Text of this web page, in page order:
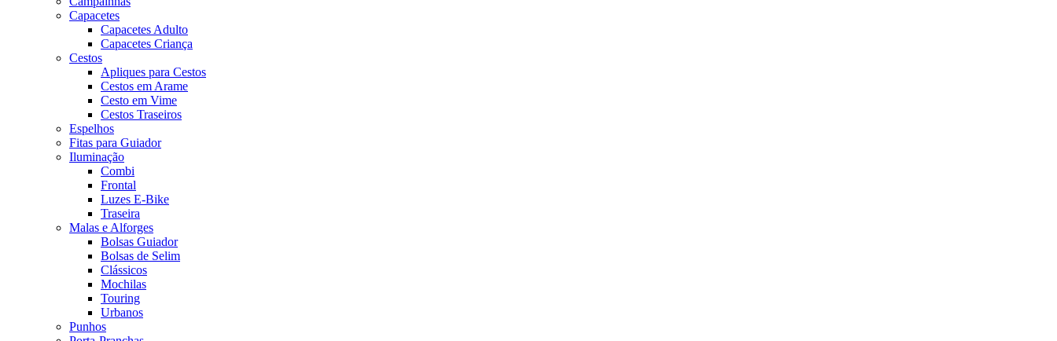
Capacetes
Capacetes Adulto
Capacetes Criança
Cestos
Apliques para Cestos
Cestos em Arame
Cesto em Vime
Cestos Traseiros
Espelhos
Fitas para Guiador
Iluminação
Combi
Frontal
Luzes E-Bike
Traseira
Malas e Alforges
Bolsas Guiador
Bolsas de Selim
Clássicos
Mochilas
Touring
Urbanos
Punhos